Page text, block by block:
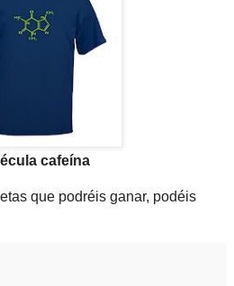
cafeína
que podréis ganar, podéis